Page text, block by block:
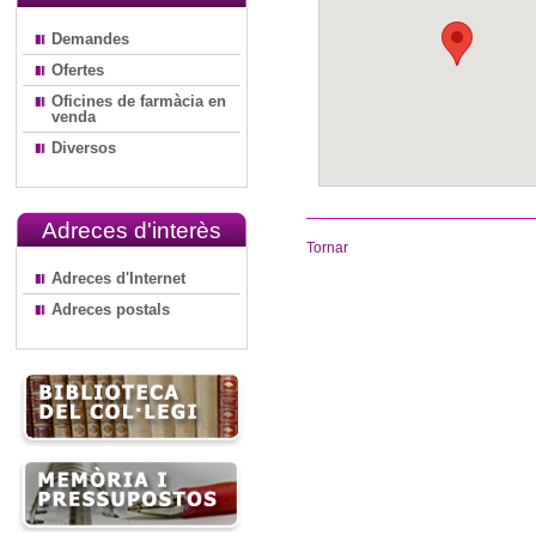
Demandes
Ofertes
Oficines de farmàcia en
venda
Diversos
Adreces d'interès
Adreces d'Internet
Adreces postals
Tornar